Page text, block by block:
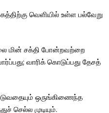
வெளியில் உள்ள பல்வேறு
மின் சக்தி போன்றவற்றை
வாரிக் கொடுப்பது தேசத்
ஒருங்கிணைந்த
செல்ல முடியும்.